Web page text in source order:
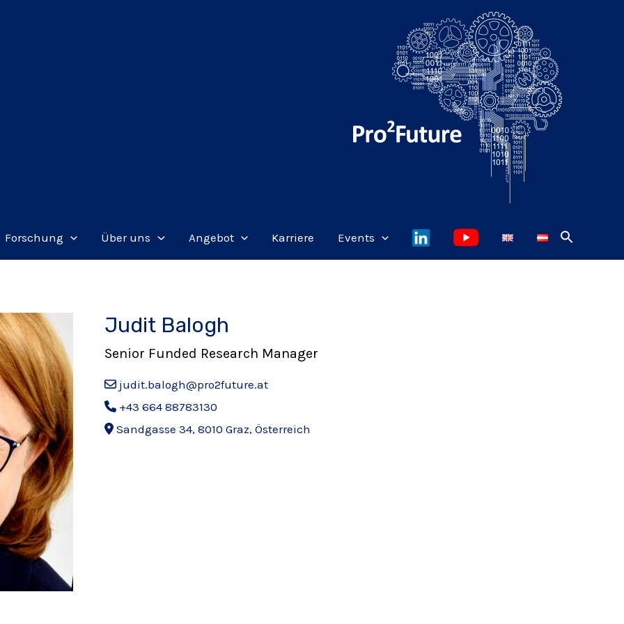
Forschung Über uns Angebot Karriere Events
Judit Balogh
Senior Funded Research Manager
judit.balogh@pro2future.at
+43 664 88783130
Sandgasse 34, 8010 Graz, Österreich